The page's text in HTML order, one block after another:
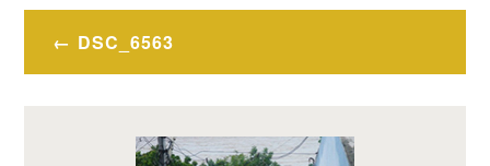
Bericht
navigatie
DSC_6563